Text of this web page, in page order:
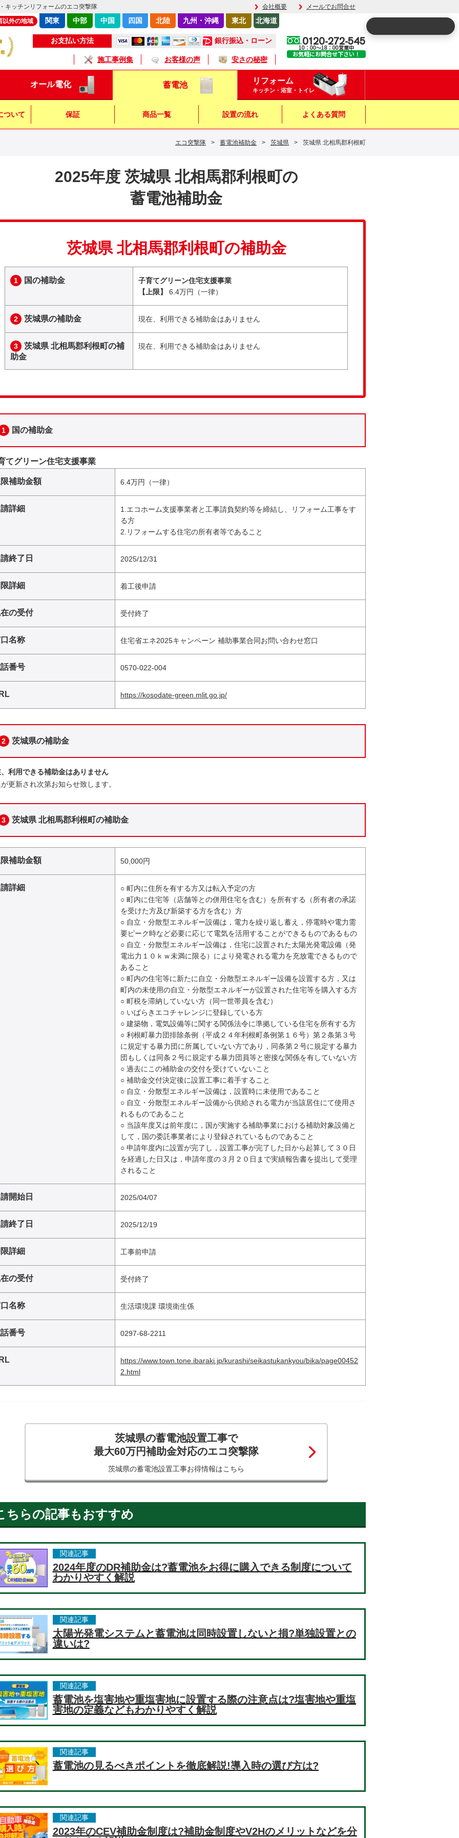
キッチンリフォームのエコ突撃隊 会社概要 メールでお問合せ
お支払い方法 銀行振込・ローン
施工事例集 お客様の声 安さの秘密
以外の地域 関東 中部 中国 四国 北陸 九州・沖縄 東北 北海道
0120-272-545
10：00～18：00営業中
お気軽にお問合せ下さい！
オール電化 蓄電池 リフォーム
キッチン・浴室・トイレ
ついて 保証 商品一覧 設置の流れ よくある質問
エコ突撃隊 > 蓄電池補助金 > 茨城県 > 茨城県 北相馬郡利根町
2025年度 茨城県 北相馬郡利根町の
蓄電池補助金
茨城県 北相馬郡利根町の補助金
1 国の補助金
子育てグリーン住宅支援事業
【上限】
6.4万円（一律）
2 茨城県の補助金 現在、利用できる補助金はありません
3
茨城県 北相馬郡利根町の補
助金
現在、利用できる補助金はありません
1 国の補助金
てグリーン住宅支援事業
補助金額 6.4万円（一律）
詳細
1.エコホーム支援事業者と工事請負契約等を締結し、リフォーム工事をす
る方
2.リフォームする住宅の所有者等であること
終了日 2025/12/31
詳細 着工後申請
の受付 受付終了
名称 住宅省エネ2025キャンペーン 補助事業合同お問い合わせ窓口
番号 0570-022-004
https://kosodate-green.mlit.go.jp/
2 茨城県の補助金
利用できる補助金はありません
更新され次第お知らせ致します。
3 茨城県 北相馬郡利根町の補助金
補助金額 50,000円
詳細
○ 町内に住所を有する方又は転入予定の方
○ 町内に住宅等（店舗等との併用住宅を含む）を所有する（所有者の承諾
を受けた方及び新築する方を含む）方
○ 自立・分散型エネルギー設備は，電力を繰り返し蓄え，停電時や電力需
要ピーク時など必要に応じて電気を活用することができるものであるもの
○ 自立・分散型エネルギー設備は，住宅に設置された太陽光発電設備（発
電出力１０ｋｗ未満に限る）により発電される電力を充放電できるもので
あること
○ 町内の住宅等に新たに自立・分散型エネルギー設備を設置する方，又は
町内の未使用の自立・分散型エネルギーが設置された住宅等を購入する方
○ 町税を滞納していない方（同一世帯員を含む）
○ いばらきエコチャレンジに登録している方
○ 建築物，電気設備等に関する関係法令に準拠している住宅を所有する方
○ 利根町暴力団排除条例（平成２４年利根町条例第１６号）第２条第３号
に規定する暴力団に所属していない方であり，同条第２号に規定する暴力
団もしくは同条２号に規定する暴力団員等と密接な関係を有していない方
○ 過去にこの補助金の交付を受けていないこと
○ 補助金交付決定後に設置工事に着手すること
○ 自立・分散型エネルギー設備は，設置時に未使用であること
○ 自立・分散型エネルギー設備から供給される電力が当該居住にて使用さ
れるものであること
○ 当該年度又は前年度に，国が実施する補助事業における補助対象設備と
して，国の委託事業者により登録されているものであること
○ 申請年度内に設置が完了し，設置工事が完了した日から起算して３０日
を経過した日又は，申請年度の３月２０日まで実績報告書を提出して受理
されること
開始日 2025/04/07
終了日 2025/12/19
詳細 工事前申請
の受付 受付終了
名称 生活環境課 環境衛生係
番号 0297-68-2211
https://www.town.tone.ibaraki.jp/kurashi/seikastukankyou/bika/page00452
2.html
茨城県の蓄電池設置工事で
最大60万円補助金対応のエコ突撃隊
茨城県の蓄電池設置工事お得情報はこちら
ちらの記事もおすすめ
関連記事
2024年度のDR補助金は?蓄電池をお得に購入できる制度について
わかりやすく解説
関連記事
太陽光発電システムと蓄電池は同時設置しないと損?単独設置との
違いは?
関連記事
蓄電池を塩害地や重塩害地に設置する際の注意点は?塩害地や重塩
害地の定義などもわかりやすく解説
関連記事
蓄電池の見るべきポイントを徹底解説!導入時の選び方は?
関連記事
2023年のCEV補助金制度は?補助金制度やV2Hのメリットなどを分